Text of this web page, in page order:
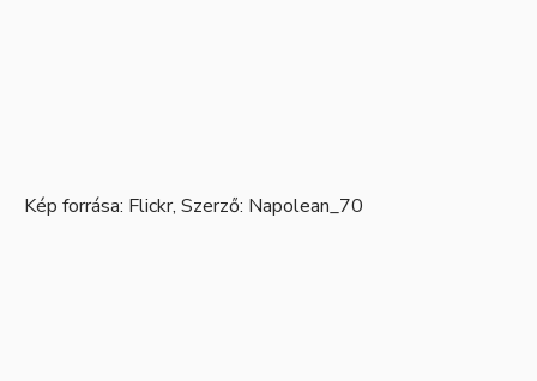
Kép forrása: Flickr, Szerző: Napolean_70